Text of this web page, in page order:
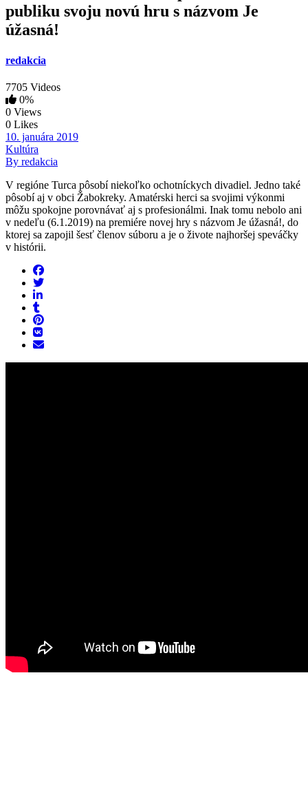
publiku svoju novú hru s názvom Je
úžasná!
redakcia
7705 Videos
0%
0 Views
0 Likes
10. januára 2019
Kultúra
By redakcia
V regióne Turca pôsobí niekoľko ochotníckych divadiel. Jedno také
pôsobí aj v obci Žabokreky. Amatérski herci sa svojimi výkonmi
môžu spokojne porovnávať aj s profesionálmi. Inak tomu nebolo ani
v nedeľu (6.1.2019) na premiére novej hry s názvom Je úžasná!, do
ktorej sa zapojil šesť členov súboru a je o živote najhoršej speváčky
v histórii.